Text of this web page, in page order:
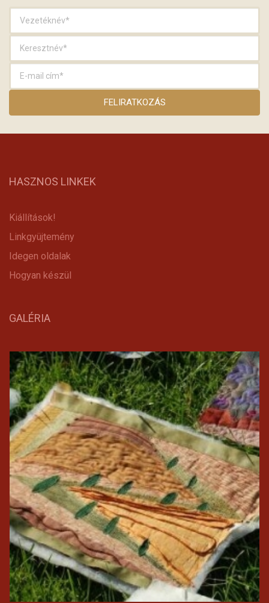
HASZNOS LINKEK
Kiállítások!
Linkgyüjtemény
Idegen oldalak
Hogyan készül
GALÉRIA